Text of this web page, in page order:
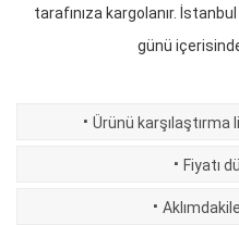
tarafınıza kargolanır.
günü
· Ürünü karşılaştırma
· Fiyatı
·